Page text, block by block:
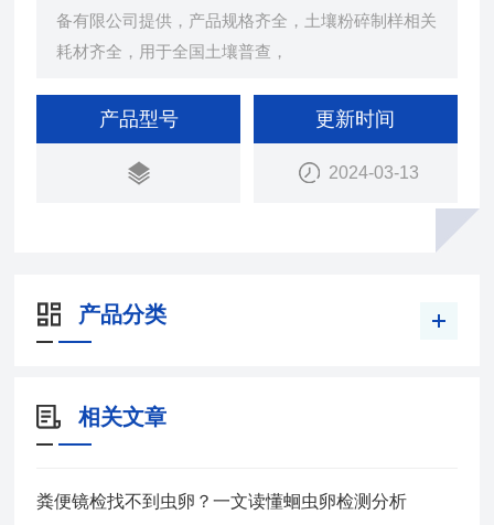
备有限公司提供，产品规格齐全，土壤粉碎制样相关
耗材齐全，用于全国土壤普查，
产品型号 更新时间
2024-03-13
产品分类
相关文章
粪便镜检找不到虫卵？一文读懂蛔虫卵检测分析